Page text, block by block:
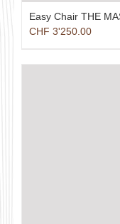
Easy Chair THE
CHF 3'250.00